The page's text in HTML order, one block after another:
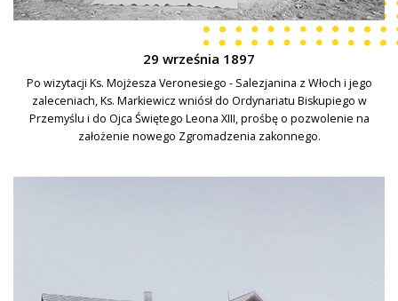
29 września 1897
Po wizytacji Ks. Mojżesza Veronesiego - Salezjanina z Włoch i jego
zaleceniach, Ks. Markiewicz wniósł do Ordynariatu Biskupiego w
Przemyślu i do Ojca Świętego Leona XIII, prośbę o pozwolenie na
założenie nowego Zgromadzenia zakonnego.